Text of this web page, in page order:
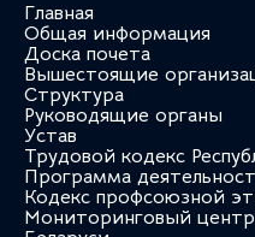
Главная
Общая информация
Доска почета
Вышестоящие
Структура
Руководящие органы
Устав
Трудовой кодекс
Программа
Кодекс профсоюзной
Мониторинговый